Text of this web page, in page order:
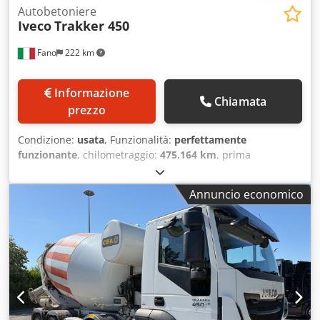
Fano 222 km
Autobetoniere
IvecoTrakker 450
prezzo
Chiamata
Condizione: usata, Funzionalità: perfettamente
funzionante, chilometraggio: 475.164 km, prima
, tipo di carburante:
Anno di produzione:2008, IVECO TRAKKER 450 con
betoniera CIFA Immatricolazione 14/02/2008 - Euro 5 Km
475164 Assi 4 Allestimento CIFA RY1300 Gommato 60/70 %
Revisione valida Buono stato Disponibile immediatamente
VALUTIAMO PERMUTE DI MEZZI DI TUTTE LE MARCHE,
MAN, MERCEDES, DAF, RENAULT, VOLVO, SCANIA, CON
ATTREZZATURA CIFA, SERMAC, PUTZMEISTER; O MACCHINE
MOVIMENTO TERRA CATERPILLAR, FIAT HITACHI, KOMATSU
----- IVECO TRAKKER 450 with CIFA concrete mixer First
Annuncio economico